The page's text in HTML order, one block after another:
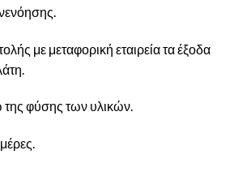
με μεταφορική εταιρεία τα έξοδα
φύσης των υλικών.